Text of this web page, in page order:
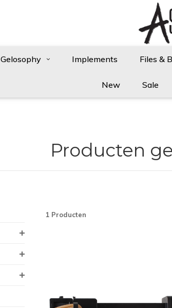
Gelosophy Implements Files &
New Sale
Producten
1 Producten